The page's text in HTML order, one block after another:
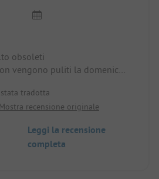
obsoleti
vengono puliti la domenica
tradotta
Mostra recensione originale
Leggi la recensione
completa